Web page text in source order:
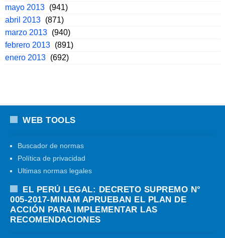
mayo 2013 (941)
abril 2013 (871)
marzo 2013 (940)
febrero 2013 (891)
enero 2013 (692)
WEB TOOLS
Buscador de normas
Política de privacidad
Ultimas normas legales
EL PERÚ LEGAL: DECRETO SUPREMO N°
005-2017-MINAM APRUEBAN EL PLAN DE
ACCIÓN PARA IMPLEMENTAR LAS
RECOMENDACIONES